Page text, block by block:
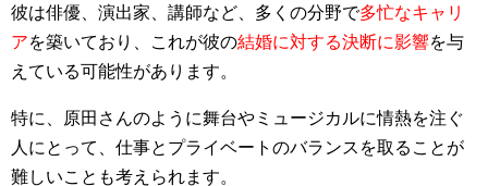
彼は俳優、演出家、講師など、多くの分野で多忙なキャリ
アを築いており、これが彼の結婚に対する決断に影響を与
えている可能性があります。
特に、原田さんのように舞台やミュージカルに情熱を注ぐ
人にとって、仕事とプライベートのバランスを取ることが
難しいことも考えられます。